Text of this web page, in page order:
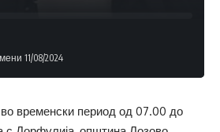
11/08/2024
временски период од 07.00 до